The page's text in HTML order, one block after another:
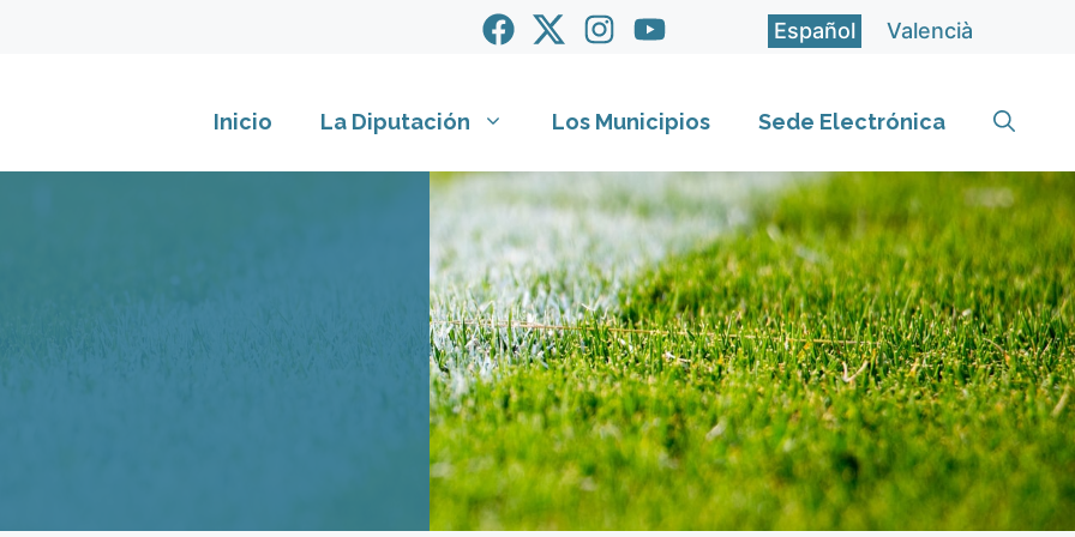
Español Valencià
Inicio La Diputación Los Municipios Sede Electrónica